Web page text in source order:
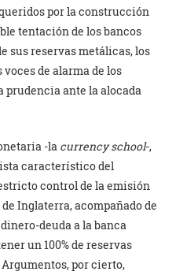
por la construcción
tentación de los bancos
sus reservas metálicas, los
de alarma de los
prudencia ante la alocada
-la currency school-,
característico del
control de la emisión
Inglaterra, acompañado de
deuda a la banca
un 100% de reservas
por cierto,